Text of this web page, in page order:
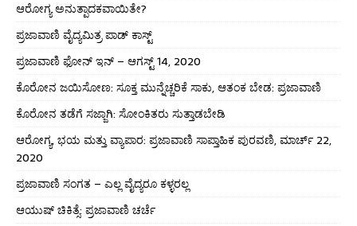
ಆರೋಗ್ಯ ಅನುತ್ಪಾದಕವಾಯಿತೇ?
ಪ್ರಜಾವಾಣಿ ವೈದ್ಯಮಿತ್ರ ಪಾಡ್ ಕಾಸ್ಟ್
ಪ್ರಜಾವಾಣಿ ಫೋನ್ ಇನ್ – ಆಗಸ್ಟ್ 14, 2020
ಕೊರೋನ ಜಯಿಸೋಣ: ಸೂಕ್ತ ಮುನ್ನೆಚ್ಚರಿಕೆ ಸಾಕು, ಆತಂಕ ಬೇಡ: ಪ್ರಜಾವಾಣಿ
ಕೊರೋನ ತಡೆಗೆ ಸಜ್ಜಾಗಿ: ಸೋಂಕಿತರು ಸುತ್ತಾಡಬೇಡಿ
ಆರೋಗ್ಯ, ಭಯ ಮತ್ತು ವ್ಯಾಪಾರ: ಪ್ರಜಾವಾಣಿ ಸಾಪ್ತಾಹಿಕ ಪುರವಣಿ, ಮಾರ್ಚ್ 22,
2020
ಪ್ರಜಾವಾಣಿ ಸಂಗತ – ಎಲ್ಲ ವೈದ್ಯರೂ ಕಳ್ಳರಲ್ಲ
ಆಯುಷ್ ಚಿಕಿತ್ಸೆ: ಪ್ರಜಾವಾಣಿ ಚರ್ಚೆ